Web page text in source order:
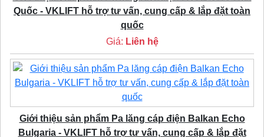
Quốc - VKLIFT hỗ trợ tư vấn, cung cấp & lắp đặt toàn
quốc
Giá: Liên hệ
Giới thiệu sản phẩm Pa lăng cáp điện Balkan Echo
Bulgaria - VKLIFT hỗ trợ tư vấn, cung cấp & lắp đặt